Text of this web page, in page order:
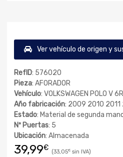
Ver vehículo de origen y
RefID: 576020
Pieza: AFORADOR
Vehículo: VOLKSWAGEN POLO V
Año fabricación: 2009 2010 2011
Estado: Material de segunda
Nº Puertas: 5
Ubicación: Almacenada
39,99€ 33,05€